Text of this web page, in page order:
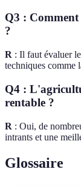
Q3 :
?
R : Il faut évaluer
techniques comme
Q4 :
rentable ?
R : Oui, de
intrants et une
Glossaire